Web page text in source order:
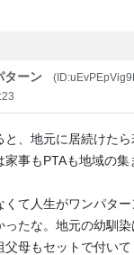
ターン
、地元に居続けた
家事もPTAも地域の
くて人生がワンパタ
たな。地元の幼馴
母もセットで付い